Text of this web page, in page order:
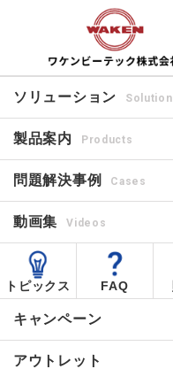
ソリューション Solution
製品案内 Products
問題解決事例 Cases
動画集 Videos
トピックス FAQ
キャンペーン
アウトレット